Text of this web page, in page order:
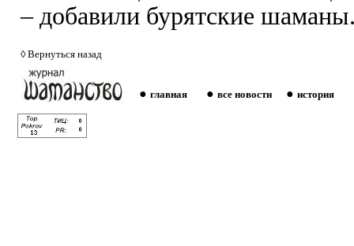
– добавили бурятские
◊Вернуться назад
● главная ● все новости ● история